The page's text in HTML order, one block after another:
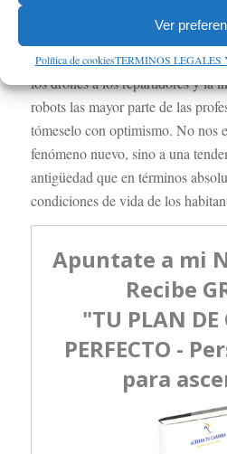
Ver
Política de cookiesTERMINOS
Así que la próxima vez que vea
coches sin conductor van a dejar
los drones a los repartidores y la
robots las mayor parte de las
tómeselo con optimismo. No nos
fenómeno nuevo, sino a una
antigüedad que en términos
condiciones de vida de los